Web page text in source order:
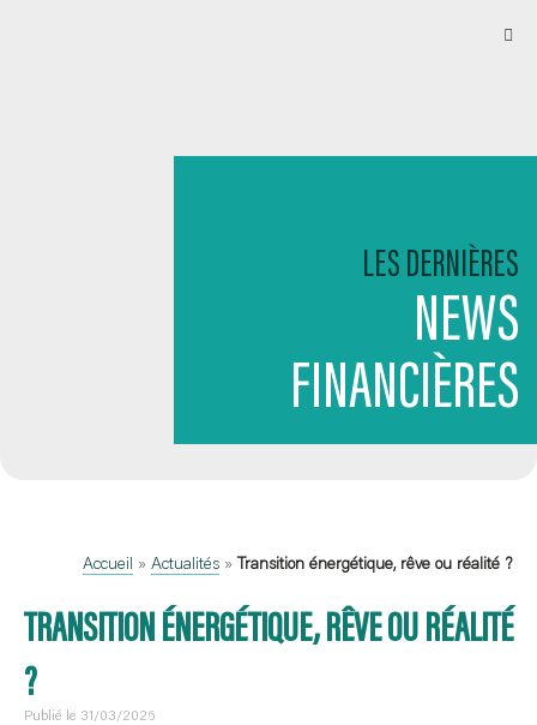
LES DERNIÈRES
NEWS
FINANCIÈRES
Accueil » Actualités »Transition énergétique, rêve ou réalité ?
TRANSITION ÉNERGÉTIQUE, RÊVE OU RÉALITÉ
?
Publié le 31/03/2026